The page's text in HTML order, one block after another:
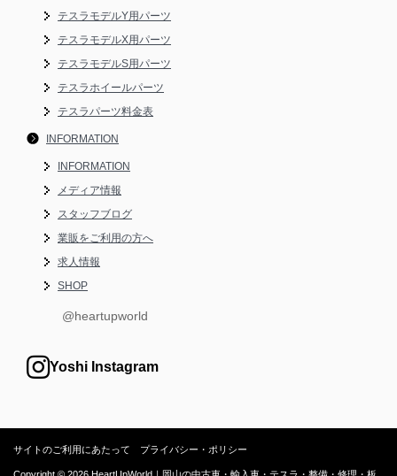
テスラモデルY用パーツ
テスラモデルX用パーツ
テスラモデルS用パーツ
テスラホイールパーツ
テスラパーツ料金表
INFORMATION
INFORMATION
メディア情報
スタッフブログ
業販をご利用の方へ
求人情報
SHOP
@heartupworld
Yoshi Instagram
サイトのご利用にあたって プライバシー・ポリシー